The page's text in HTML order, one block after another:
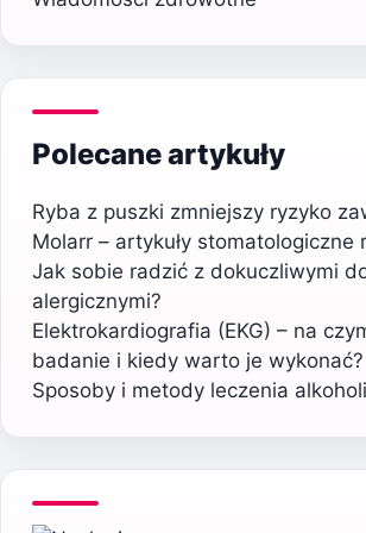
Polecane artykuły
Ryba z puszki zmniejszy ryzyko
Molarr – artykuły stomatologiczne
Jak sobie radzić z dokuczliwymi
alergicznymi?
Elektrokardiografia (EKG) – na
badanie i kiedy warto je wykonać?
Sposoby i metody leczenia